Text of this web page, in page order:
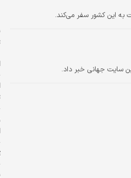
به این کشور سفر می‌کند.
سایت جهانی خبر داد.